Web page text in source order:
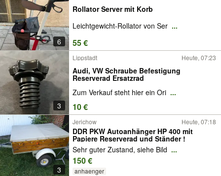
6
Rollator Server mit Korb
Leichtgewicht-Rollator von Ser ...
55 €
3
Lippstadt Heute, 07:23
Audi, VW Schraube Befestigung
Reserverad Ersatzrad
Zum Verkauf steht hier ein Ori ...
10 €
3
Jerichow Heute, 07:18
DDR PKW Autoanhänger HP 400 mit
Papiere Reserverad und Ständer !
Sehr guter Zustand, siehe Bild ...
150 €
anhaenger